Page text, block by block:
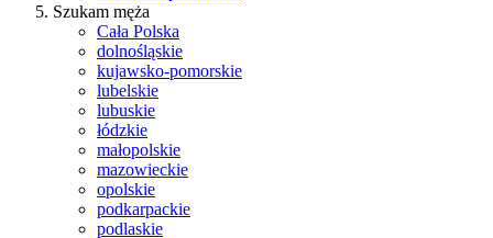
Szukam męża
Cała Polska
dolnośląskie
kujawsko-pomorskie
lubelskie
lubuskie
łódzkie
małopolskie
mazowieckie
opolskie
podkarpackie
podlaskie